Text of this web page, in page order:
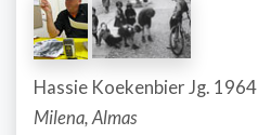
Hassie Koekenbier Jg. 1964
Milena, Almas